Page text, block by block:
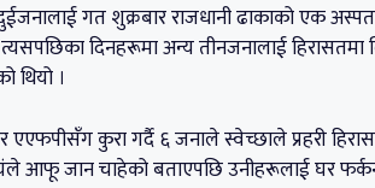
गत शुक्रबार राजधानी ढाकाको एक
दिनहरूमा अन्य तीनजनालाई
थियो ।
एएफपीसँग कुरा गर्दै ६ जनाले स्वेच्छाले प्रहरी
आफू जान चाहेको बताएपछि उनीहरूलाई घर